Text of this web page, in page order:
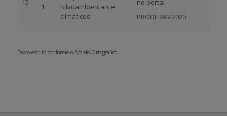
15
1
Silvoambientais e
climáticos
no portal
PRODERAM2020
Texto escrito conforme o Acordo Ortográfico.